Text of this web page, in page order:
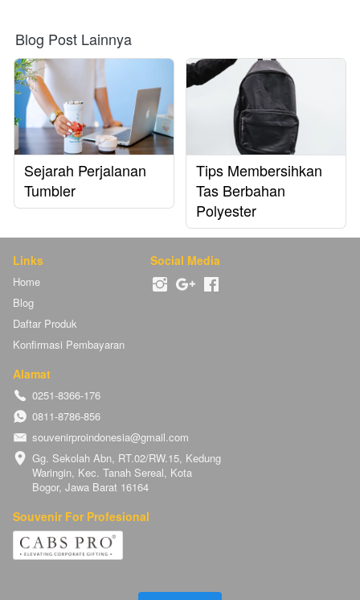
Blog Post Lainnya
Sejarah Perjalanan
Tumbler
Tips Membersihkan
Tas Berbahan
Polyester
Links
Home
Blog
Daftar Produk
Konfirmasi Pembayaran
Social Media
Alamat
0251-8366-176
0811-8786-856
souvenirproindonesia@gmail.com
Gg. Sekolah Abn, RT.02/RW.15, Kedung
Waringin, Kec. Tanah Sereal, Kota
Bogor, Jawa Barat 16164
Souvenir For Profesional